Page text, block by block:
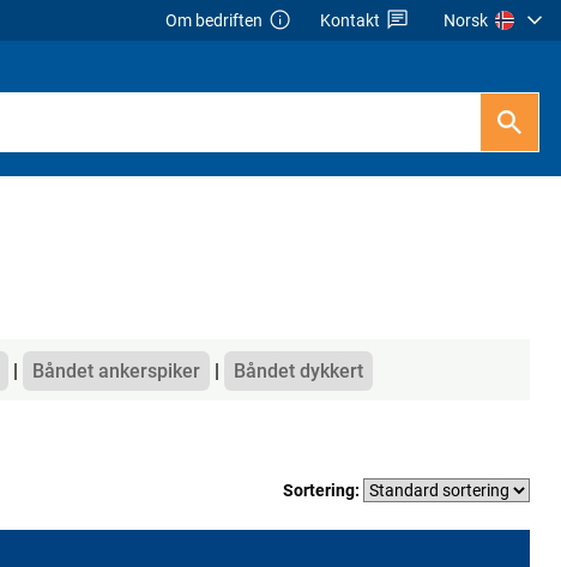
Om bedriften Kontakt Norsk
Båndet ankerspiker Båndet dykkert
Sortering: